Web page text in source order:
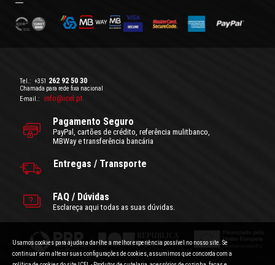
Tel.: +351 262 92 50 30
Chamada para rede fixa nacional
E-mail.:
info@icel.pt
Pagamento Seguro
PayPal, cartões de crédito, referência mulitbanco,
MBWay e transferência bancária
Entregas / Transporte
FAQ / Dúvidas
Esclareça aqui todas as suas dúvidas.
Usamos cookies para ajudar a dar-lhe a melhor experiência possível no nosso site. Se
continuar sem alterar suas configurações de cookies, assumimos que concorda com a